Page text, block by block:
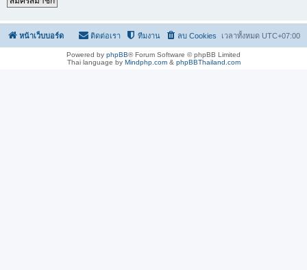
หน้าเว็บบอร์ด เวลาทั้งหมด UTC+07:00
ลบ Cookies
ทีมงาน
ติดต่อเรา
Powered by phpBB® Forum Software © phpBB Limited
Thai language by Mindphp.com& phpBBThailand.com